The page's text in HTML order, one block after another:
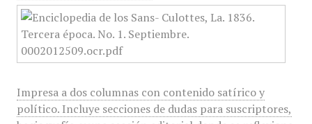
Impresa a dos columnas con contenido satírico y
político. Incluye secciones de dudas para suscriptores,